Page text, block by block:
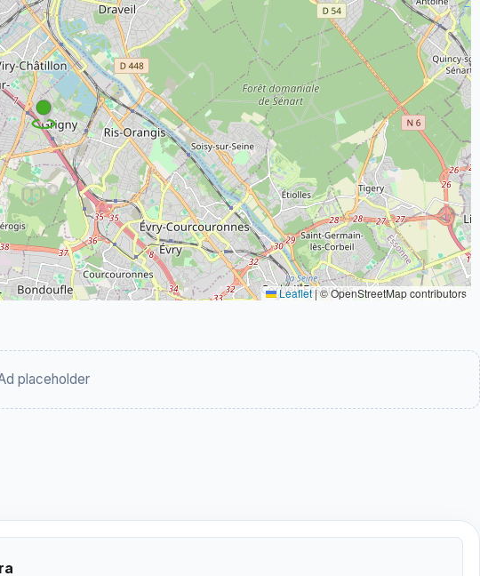
placeholder
Leaflet |© OpenStreetMap contributors